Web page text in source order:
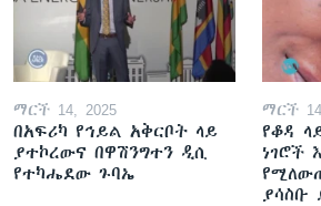
ማርች 14, 2025
በአፍሪካ የኅይል አቅርቦት ላይ
ያተኮረውና በዋሽንግተን ዲሲ
የተካሔደው ጉባኤ
ማርች
የቆዳ
ነገሮች
ያሳስቡ